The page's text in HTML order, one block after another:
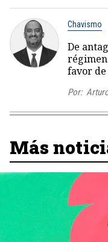
Chavismo
De
favor
Por:
Más